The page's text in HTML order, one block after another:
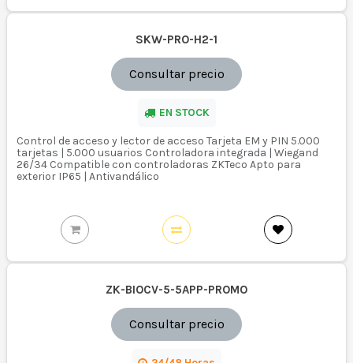
SKW-PRO-H2-1
Consultar precio
EN STOCK
Control de acceso y lector de acceso Tarjeta EM y PIN 5.000
tarjetas | 5.000 usuarios Controladora integrada | Wiegand
26/34 Compatible con controladoras ZKTeco Apto para
exterior IP65 | Antivandálico
ZK-BIOCV-5-5APP-PROMO
Consultar precio